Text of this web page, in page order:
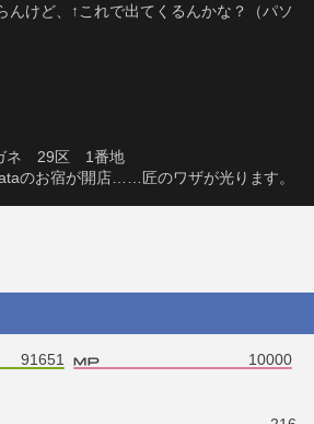
けど、↑これで出てくるんかな？（パソ
　29区　1番地
のお宿が開店……匠のワザが光ります。
91651 10000